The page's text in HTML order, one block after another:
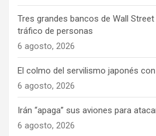
Tres grandes bancos de Wall
tráfico de personas
6 agosto, 2026
El colmo del servilismo japonés
6 agosto, 2026
Irán “apaga” sus aviones para
6 agosto, 2026